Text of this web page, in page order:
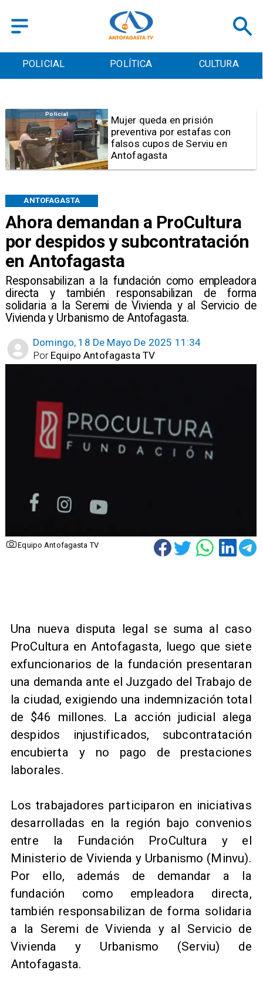
POLICIAL POLÍTICA CULTURA
Ahora demandan a ProCultura
por despidos y subcontratación
en Antofagasta
Responsabilizan a la fundación como empleadora
directa y también responsabilizan de forma
solidaria a la Seremi de Vivienda y al Servicio de
Vivienda y Urbanismo de Antofagasta.
ANTOFAGASTA
Domingo, 18 De Mayo De 2025 11:34
Equipo Antofagasta TV
Por
Equipo Antofagasta TV
Videos
Video | Choferes del
TransAntofagasta piden
sistema mixto de pago
​Una nueva disputa legal se suma al caso
ProCultura en Antofagasta, luego que siete
exfuncionarios de la fundación presentaran
una demanda ante el Juzgado del Trabajo de
la ciudad, exigiendo una indemnización total
de $46 millones. La acción judicial alega
despidos injustificados, subcontratación
encubierta y no pago de prestaciones
laborales.
Los trabajadores participaron en iniciativas
desarrolladas en la región bajo convenios
entre la Fundación ProCultura y el
Ministerio de Vivienda y Urbanismo (Minvu).
Por ello, además de demandar a la
fundación como empleadora directa,
también responsabilizan de forma solidaria
a la Seremi de Vivienda y al Servicio de
Vivienda y Urbanismo (Serviu) de
Antofagasta.